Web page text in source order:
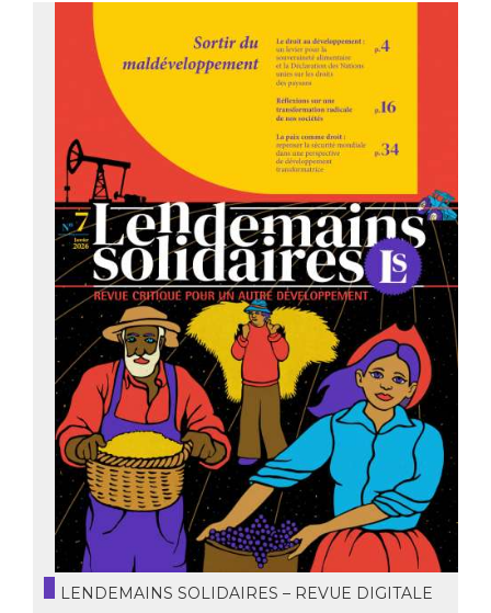
LENDEMAINS SOLIDAIRES – REVUE DIGITALE